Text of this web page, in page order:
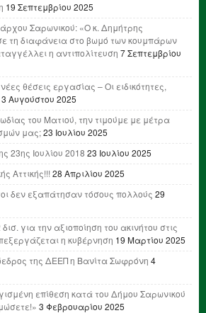
19 Σεπτεμβρίου 2025
Σαρωνικού: «Ο κ. Δημήτρης
τη διαφάνεια στο βωμό των κουμπάρων
η αντιπολίτευση 7 Σεπτεμβρίου
θέσεις εργασίας – Οι ειδικότητες,
3 Αυγούστου 2025
του Ματιού, την τιμούμε με μέτρα
μας;23 Ιουλίου 2025
23ης Ιουλίου 2018 23 Ιουλίου 2025
Αττικής!!! 28 Απριλίου 2025
δεν εξαπάτησαν τόσους πολλούς 29
για την αξιοποίηση του ακινήτου στις
η κυβέρνηση 19 Μαρτίου 2025
της ΔΕΕΠ η Βανίτα Σωφρόνη 4
επίθεση κατά του Δήμου Σαρωνικού
3 Φεβρουαρίου 2025